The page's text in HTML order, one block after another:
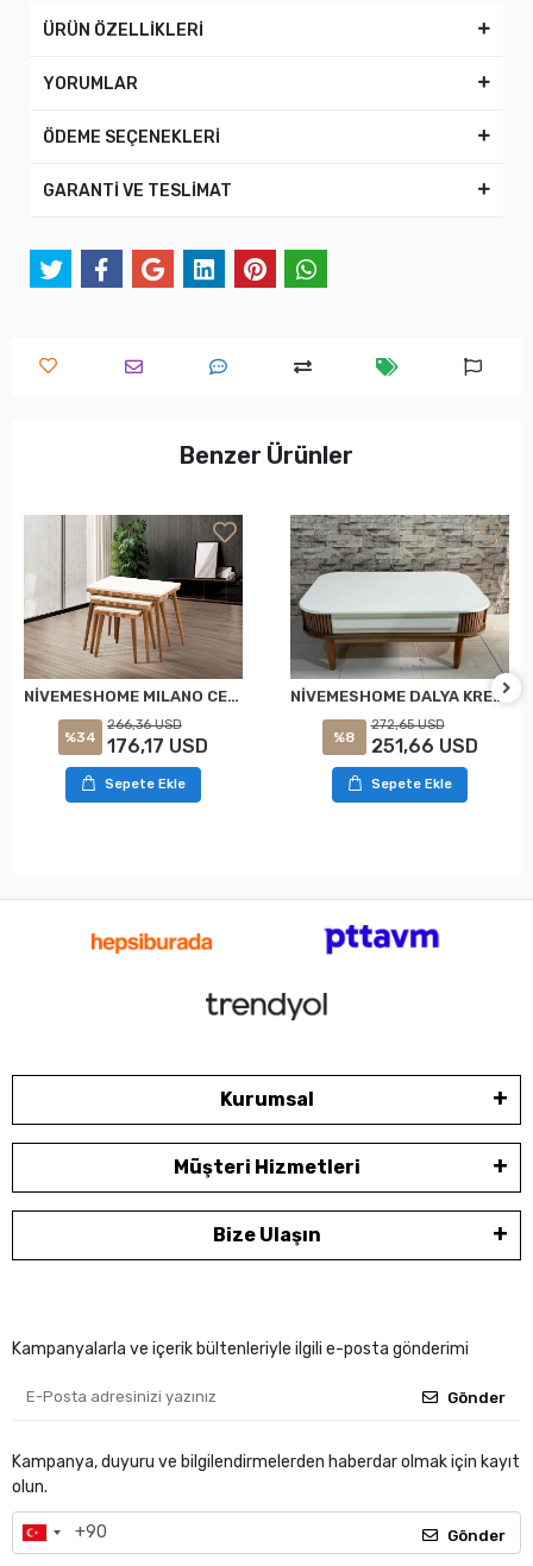
ÜRÜN ÖZELLİKLERİ
YORUMLAR
ÖDEME SEÇENEKLERİ
GARANTİ VE TESLİMAT
Benzer Ürünler
NİVEMESHOME MILANO CEVIZ-KREM ANGOLARE TAVOLINO
%34
266,36 USD
176,17 USD
Sepete Ekle
NİVEMESHOME DALYA KREM-NOCE TAVOLINO MEDIO
%8
272,65 USD
251,66 USD
Sepete Ekle
Kurumsal
Müşteri Hizmetleri
Bize Ulaşın
Kampanyalarla ve içerik bültenleriyle ilgili e-posta gönderimi
Gönder
Kampanya, duyuru ve bilgilendirmelerden haberdar olmak için kayıt
olun.
Gönder